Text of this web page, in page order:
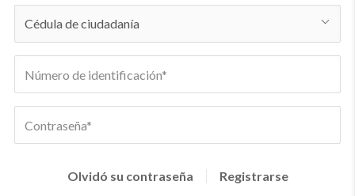
Olvidó su contraseña Registrarse